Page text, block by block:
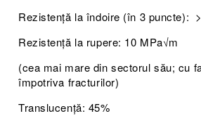
Rezistență la îndoire (în 3 puncte):
Rezistență la rupere: 10 MPa√m
(cea mai mare din sectorul său; cu
împotriva fracturilor)
Translucență: 45%